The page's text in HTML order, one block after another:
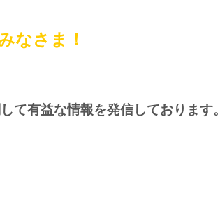
なさま！
て有益な情報を発信しております。